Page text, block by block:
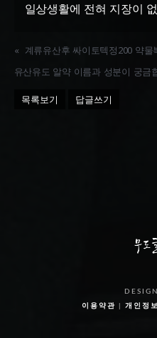
일상생활에 전혀 지장이
« 계류유산후 싸이토텍정200 약
유산유도 알약 이름과 성분이 궁금
목록보기 답글쓰기
이용약관
개인정